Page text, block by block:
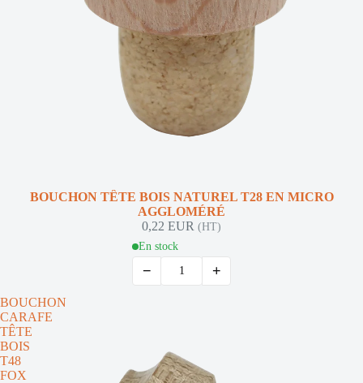
NOUVEAUTÉ
BOUCHON TÊTE BOIS NATUREL T28 EN MICRO
AGGLOMÉRÉ
0,22 EUR (HT)
En stock
− +
BOUCHON
CARAFE
TÊTE
BOIS
T48
FOX